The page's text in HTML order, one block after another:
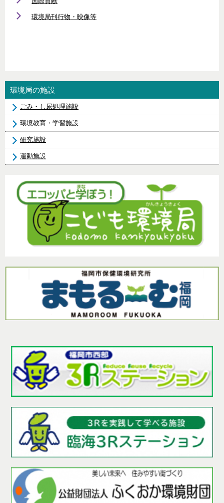
環境局刊行物・映像等
環境局の施設
ごみ・し尿処理施設
環境教育・学習施設
研究施設
運動施設